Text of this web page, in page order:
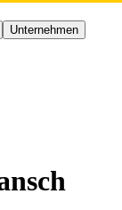
Unternehmen